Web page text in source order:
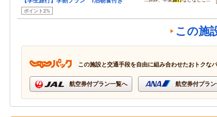
ポイント2%
この施
この施設と交通手段を自由に組み合わせたおトクな
航空券付プラン一覧へ 航空券付プラ